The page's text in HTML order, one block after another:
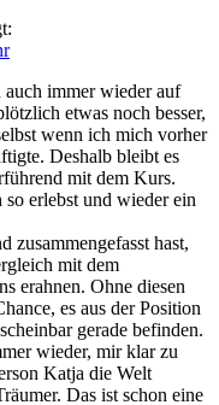
immer wieder auf
etwas noch besser,
wenn ich mich vorher
Deshalb bleibt es
mit dem Kurs.
so erlebst und wieder ein
zusammengefasst hast,
mit dem
erahnen. Ohne diesen
es aus der Position
gerade befinden.
wieder, mir klar zu
Katja die Welt
Das ist schon eine